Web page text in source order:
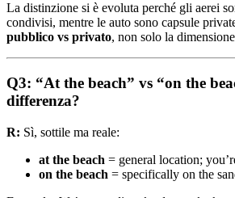
La distinzione si è evoluta perché gli aerei
condivisi, mentre le auto sono capsule
pubblico vs privato, non solo la
Q3: “At the beach” vs “on the
differenza?
R: Sì, sottile ma reale:
at the beach = general location;
on the beach = specifically on the